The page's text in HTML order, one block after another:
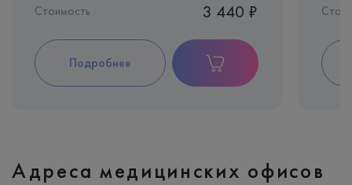
Стоимость 3 440 ₽
Подробнее
Адреса медицинских офисов